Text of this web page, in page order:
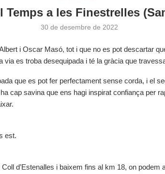
Temps a les Finestrelles
30 de desembre de 2022
i Oscar Masó, tot i que no es pot descartar
via es troba desequipada i té la gràcia que
que es pot fer perfectament sense corda, i el
cap savina que ens hagi inspirat confiança per
est.
d’Estenalles i baixem fins al km 18, on podem